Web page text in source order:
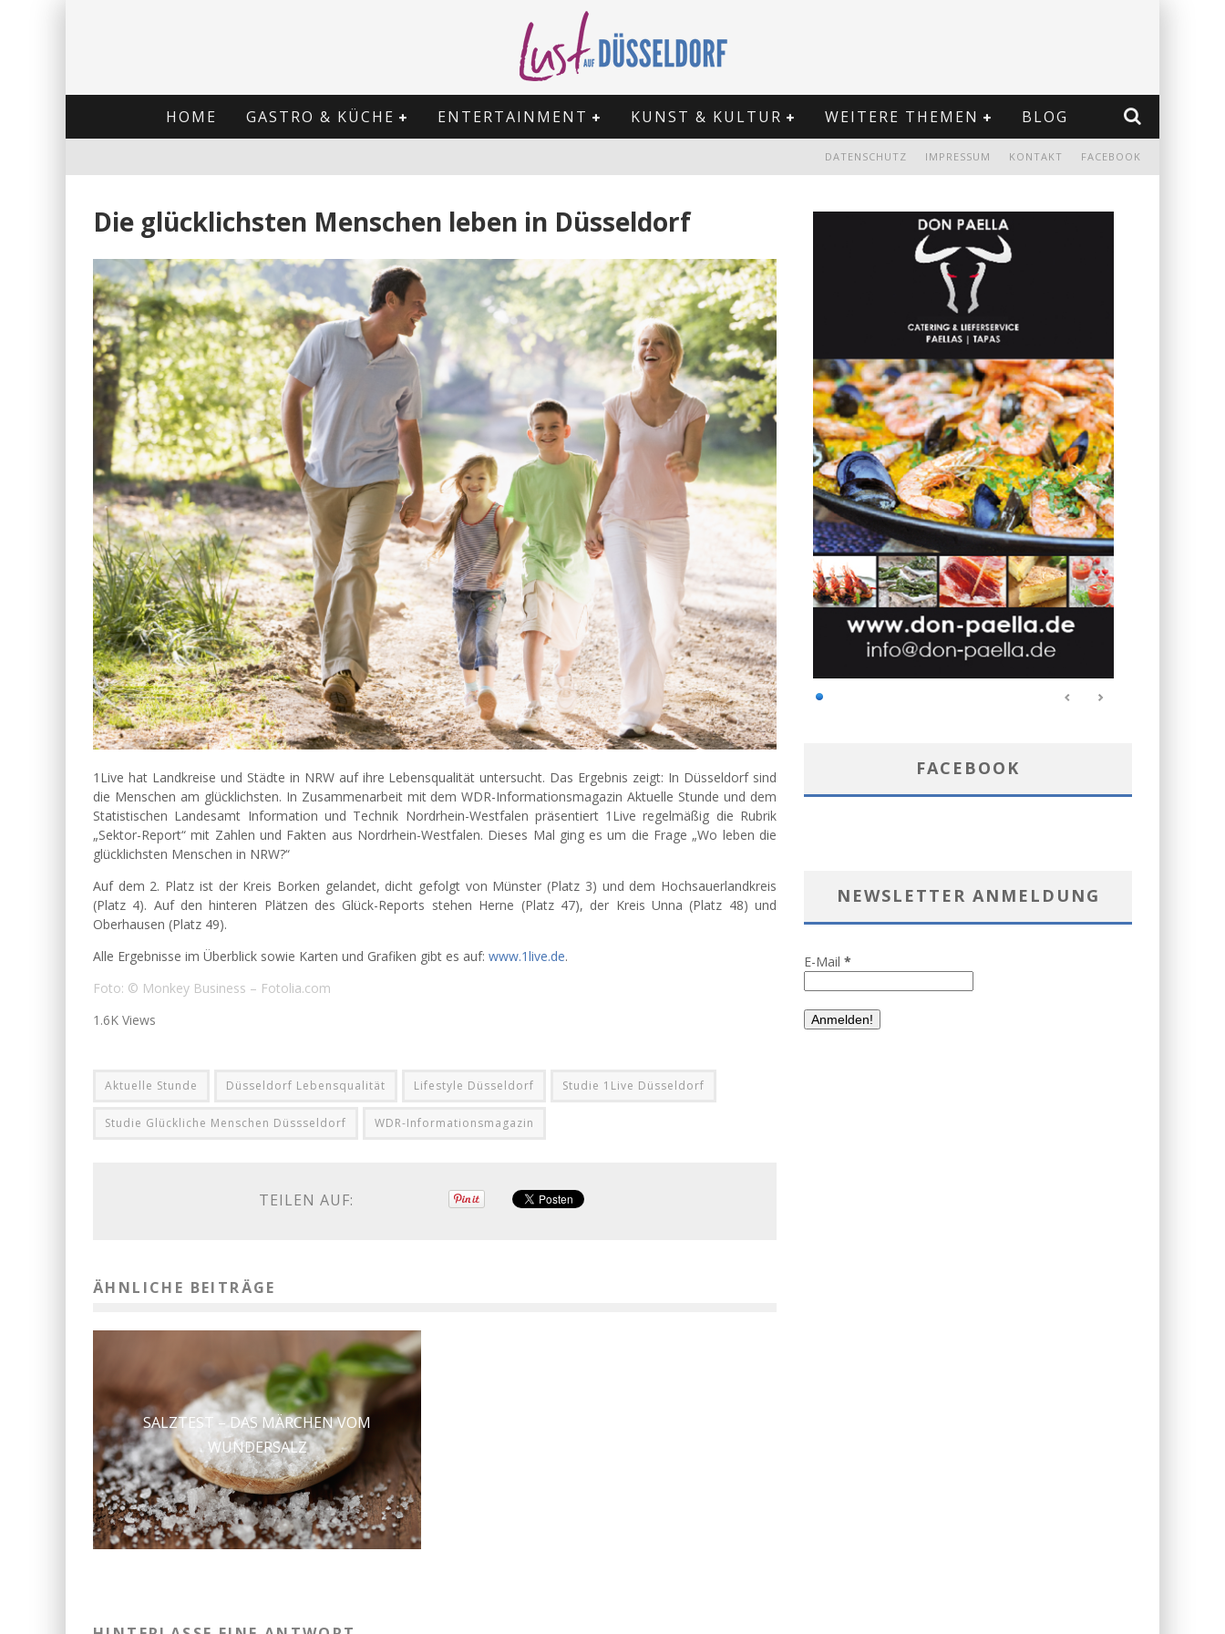
HOME GASTRO & KÜCHE ENTERTAINMENT KUNST & KULTUR WEITERE THEMEN BLOG
FACEBOOK
KONTAKT
IMPRESSUM
DATENSCHUTZ
Die glücklichsten Menschen leben in Düsseldorf
1Live hat Landkreise und Städte in NRW auf ihre Lebensqualität untersucht. Das Ergebnis zeigt: In Düsseldorf sind
die Menschen am glücklichsten. In Zusammenarbeit mit dem WDR-Informationsmagazin Aktuelle Stunde und dem
Statistischen Landesamt Information und Technik Nordrhein-Westfalen präsentiert 1Live regelmäßig die Rubrik
„Sektor-Report“ mit Zahlen und Fakten aus Nordrhein-Westfalen. Dieses Mal ging es um die Frage „Wo leben die
glücklichsten Menschen in NRW?“
Auf dem 2. Platz ist der Kreis Borken gelandet, dicht gefolgt von Münster (Platz 3) und dem Hochsauerlandkreis
(Platz 4). Auf den hinteren Plätzen des Glück-Reports stehen Herne (Platz 47), der Kreis Unna (Platz 48) und
Oberhausen (Platz 49).
Alle Ergebnisse im Überblick sowie Karten und Grafiken gibt es auf: www.1live.de.
Foto: © Monkey Business – Fotolia.com
1.6K Views
Aktuelle Stunde Düsseldorf Lebensqualität Lifestyle Düsseldorf Studie 1Live Düsseldorf
Studie Glückliche Menschen Düssseldorf WDR-Informationsmagazin
TEILEN AUF:
ÄHNLICHE BEITRÄGE
SALZTEST – DAS MÄRCHEN VOM
WUNDERSALZ
FACEBOOK
NEWSLETTER ANMELDUNG
E-Mail *